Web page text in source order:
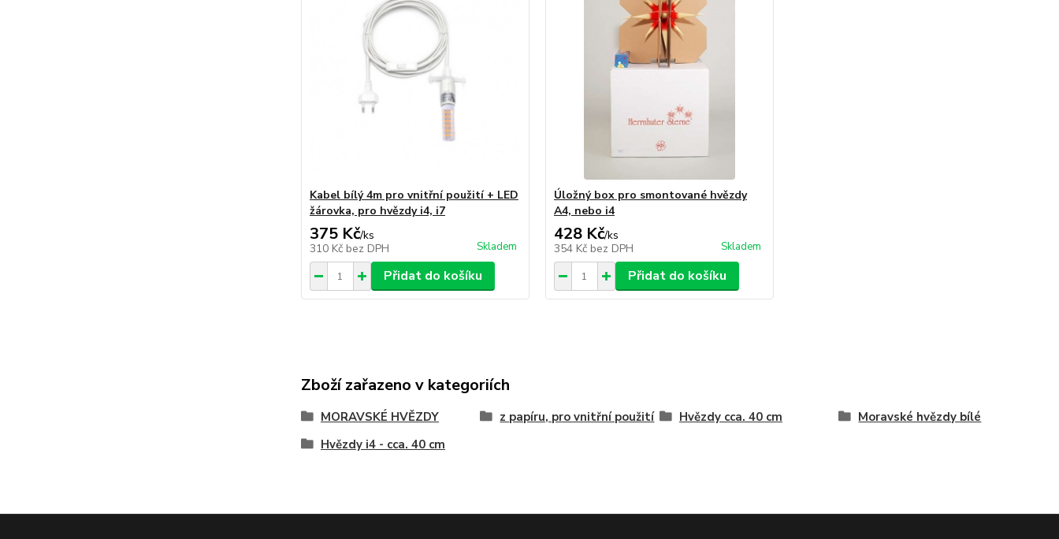
Kabel bílý 4m pro vnitřní použití + LED
žárovka, pro hvězdy i4, i7
375 Kč/ks
310 Kč bez DPH Skladem
Přidat do košíku
Úložný box pro smontované hvězdy
A4, nebo i4
428 Kč/ks
354 Kč bez DPH Skladem
Přidat do košíku
Zboží zařazeno v kategoriích
MORAVSKÉ HVĚZDY z papíru, pro vnitřní použití Hvězdy cca. 40 cm
Moravské hvězdy bílé
Hvězdy i4 - cca. 40 cm